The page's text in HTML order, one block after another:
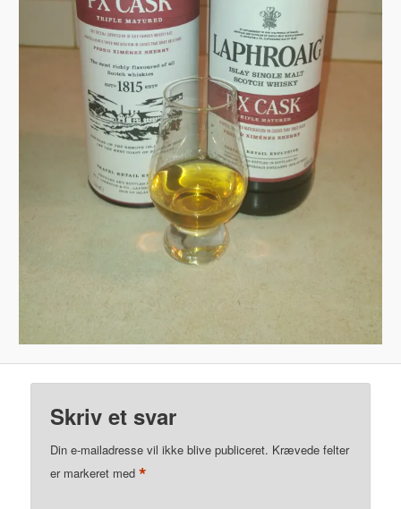
Skriv et svar
Din e-mailadresse vil ikke blive publiceret. Krævede felter
er markeret med*